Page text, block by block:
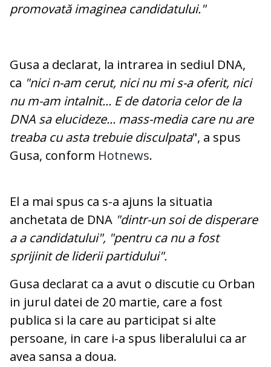
promovată imaginea candidatului."
Gusa a declarat, la intrarea in sediul DNA,
ca "nici n-am cerut, nici nu mi s-a oferit, nici
nu m-am intalnit... E de datoria celor de la
DNA sa elucideze... mass-media care nu are
treaba cu asta trebuie disculpata", a spus
Gusa, conform Hotnews.
El a mai spus ca s-a ajuns la situatia
anchetata de DNA "dintr-un soi de disperare
a a candidatului", "pentru ca nu a fost
sprijinit de liderii partidului".
Gusa declarat ca a avut o discutie cu Orban
in jurul datei de 20 martie, care a fost
publica si la care au participat si alte
persoane, in care i-a spus liberalului ca ar
avea sansa a doua.